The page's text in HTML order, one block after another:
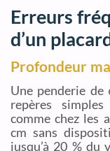
Erreurs
d’un
Profondeur
Une penderie de
repères
comme chez les
cm sans
jusqu’à 20 % du